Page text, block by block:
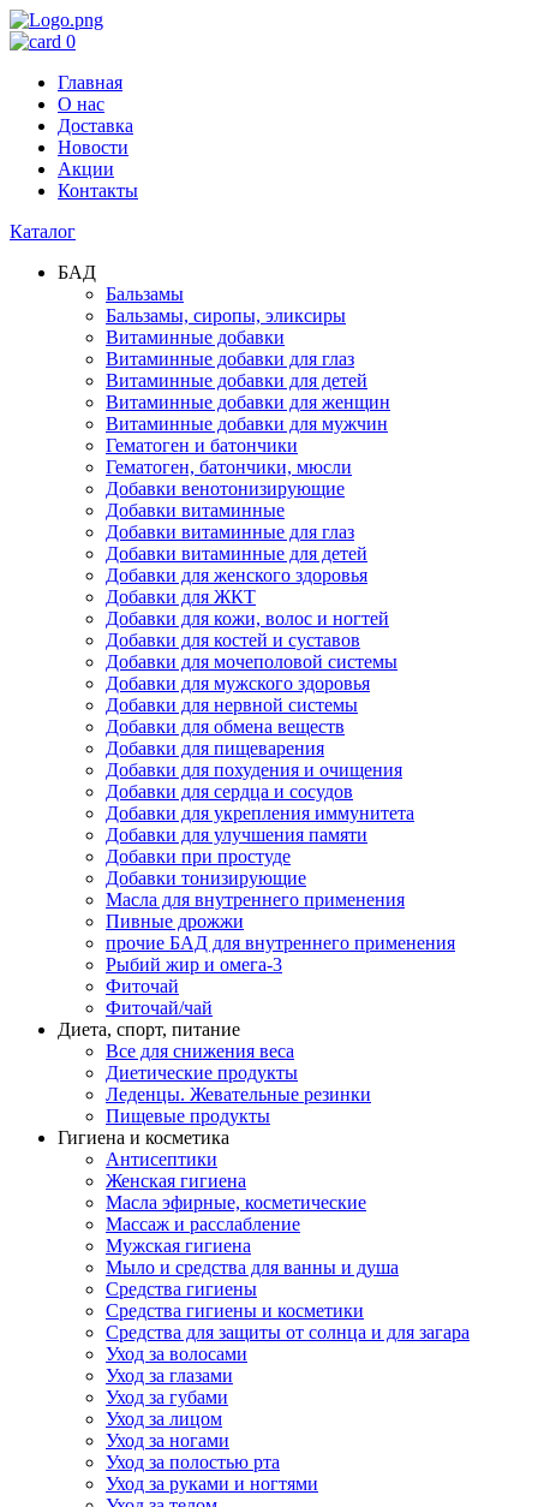
0
Главная
О нас
Доставка
Новости
Акции
Контакты
Каталог
БАД
Бальзамы
Бальзамы, сиропы, эликсиры
Витаминные добавки
Витаминные добавки для глаз
Витаминные добавки для детей
Витаминные добавки для женщин
Витаминные добавки для мужчин
Гематоген и батончики
Гематоген, батончики, мюсли
Добавки венотонизирующие
Добавки витаминные
Добавки витаминные для глаз
Добавки витаминные для детей
Добавки для женского здоровья
Добавки для ЖКТ
Добавки для кожи, волос и ногтей
Добавки для костей и суставов
Добавки для мочеполовой системы
Добавки для мужского здоровья
Добавки для нервной системы
Добавки для обмена веществ
Добавки для пищеварения
Добавки для похудения и очищения
Добавки для сердца и сосудов
Добавки для укрепления иммунитета
Добавки для улучшения памяти
Добавки при простуде
Добавки тонизирующие
Масла для внутреннего применения
Пивные дрожжи
прочие БАД для внутреннего применения
Рыбий жир и омега-3
Фиточай
Фиточай/чай
Диета, спорт, питание
Все для снижения веса
Диетические продукты
Леденцы. Жевательные резинки
Пищевые продукты
Гигиена и косметика
Антисептики
Женская гигиена
Масла эфирные, косметические
Массаж и расслабление
Мужская гигиена
Мыло и средства для ванны и душа
Средства гигиены
Средства гигиены и косметики
Средства для защиты от солнца и для загара
Уход за волосами
Уход за глазами
Уход за губами
Уход за лицом
Уход за ногами
Уход за полостью рта
Уход за руками и ногтями